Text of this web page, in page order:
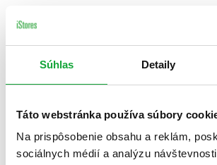
Súhlas Detaily
Táto webstránka používa súbory
Na prispôsobenie obsahu a reklám,
sociálnych médií a analýzu